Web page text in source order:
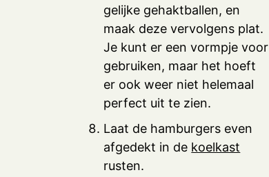
gelijke gehaktballen, en
maak deze vervolgens plat.
Je kunt er een vormpje voor
gebruiken, maar het hoeft
er ook weer niet helemaal
perfect uit te zien.
Laat de hamburgers even
afgedekt in de koelkast
rusten.